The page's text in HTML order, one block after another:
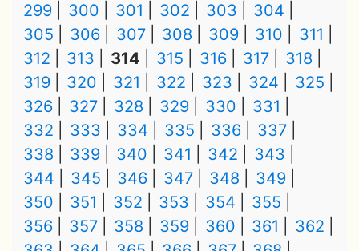
299
300 301 302 303
304
305
306 307 308 309 310
311
312
313 314 315 316 317
318
319
320 321 322 323 324
325
326
327 328 329 330
331
332
333 334 335 336
337
338
339 340 341 342
343
344
345 346 347 348
349
350
351 352 353 354
355
356
357 358 359 360 361
362